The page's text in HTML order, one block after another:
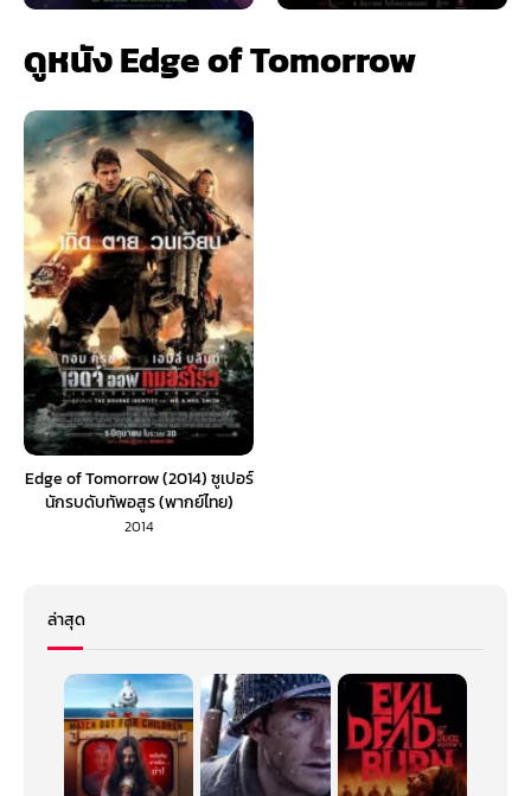
ดูหนัง Edge of Tomorrow
Edge of Tomorrow (2014) ซูเปอร์
นักรบดับทัพอสูร (พากย์ไทย)
2014
ล่าสุด